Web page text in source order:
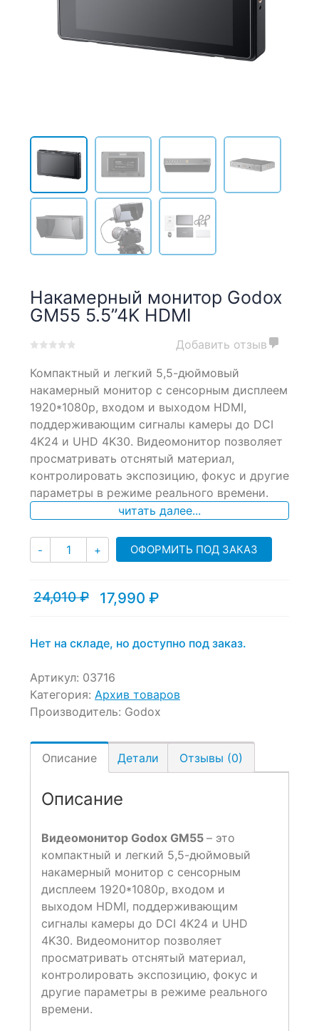
Накамерный монитор Godox
GM55 5.5”4K HDMI
out
on
customer
ratings
Добавить отзыв
Компактный и легкий 5,5-дюймовый
накамерный монитор с сенсорным дисплеем
1920*1080p, входом и выходом HDMI,
поддерживающим сигналы камеры до DCI
4K24 и UHD 4K30. Видеомонитор позволяет
просматривать отснятый материал,
контролировать экспозицию, фокус и другие
параметры в режиме реального времени.
читать далее...
- Количество
+ ОФОРМИТЬ ПОД ЗАКАЗ
24,010₽
Первоначальная
24,010 ₽.
17,990 ₽
Текущая
Нет на складе, но доступно под заказ.
Артикул: 03716
Категория: Архив товаров
Производитель: Godox
Описание Детали Отзывы (0)
Описание
Видеомонитор Godox GM55 – это
компактный и легкий 5,5-дюймовый
накамерный монитор с сенсорным
дисплеем 1920*1080p, входом и
выходом HDMI, поддерживающим
сигналы камеры до DCI 4K24 и UHD
4K30. Видеомонитор позволяет
просматривать отснятый материал,
контролировать экспозицию, фокус и
другие параметры в режиме реального
времени.